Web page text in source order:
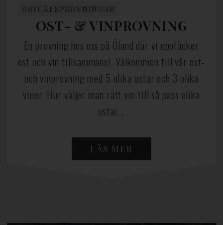
DRYCKESPROVNINGAR
OST- & VINPROVNING
En provning hos oss på Öland där vi upptäcker
ost och vin tillsammans! Välkommen till vår ost-
och vinprovning med 5 olika ostar och 3 olika
viner. Hur väljer man rätt vin till så pass olika
ostar...
LÄS MER